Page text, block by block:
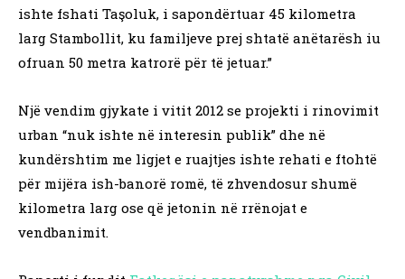
ishte fshati Taşoluk, i sapondërtuar 45 kilometra
larg Stambollit, ku familjeve prej shtatë anëtarësh iu
ofruan 50 metra katrorë për të jetuar.”
Një vendim gjykate i vitit 2012 se projekti i rinovimit
urban “nuk ishte në interesin publik” dhe në
kundërshtim me ligjet e ruajtjes ishte rehati e ftohtë
për mijëra ish-banorë romë, të zhvendosur shumë
kilometra larg ose që jetonin në rrënojat e
vendbanimit.